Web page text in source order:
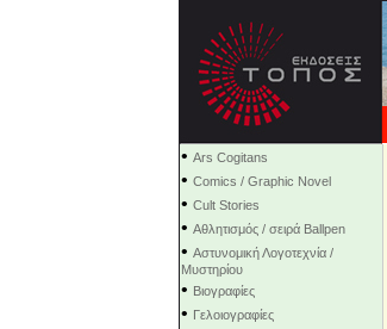
• Ars Cogitans
• Comics / Graphic Novel
• Cult Stories
• Αθλητισμός / σειρά Ballpen
• Αστυνομική Λογοτεχνία /
Μυστηρίου
• Βιογραφίες
• Γελοιογραφίες